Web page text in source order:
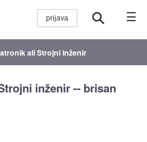
☰
ali Strojni inženir
inženir -- brisan